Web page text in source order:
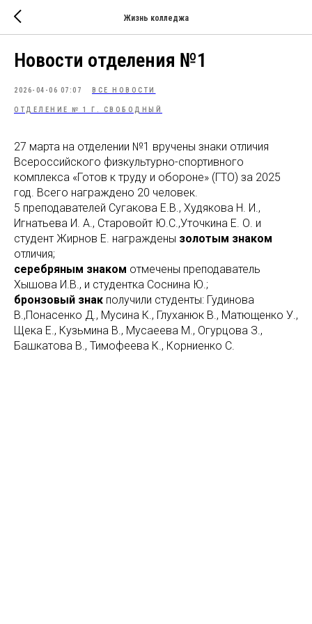
Жизнь колледжа
Новости отделения №1
2026-04-06 07:07 ВСЕ НОВОСТИ
ОТДЕЛЕНИЕ № 1 Г. СВОБОДНЫЙ
27 марта на отделении №1 вручены знаки отличия
Всероссийского физкультурно-спортивного
комплекса «Готов к труду и обороне» (ГТО) за 2025
год. Всего награждено 20 человек.
5 преподавателей Сугакова Е.В., Худякова Н. И.,
Игнатьева И. А., Старовойт Ю.С.,Уточкина Е. О. и
студент Жирнов Е. награждены золотым знаком
отличия;
серебряным знаком отмечены преподаватель
Хышова И.В., и студентка Соснина Ю.;
бронзовый знак получили студенты: Гудинова
В.,Понасенко Д., Мусина К., Глуханюк В., Матющенко У.,
Щека Е., Кузьмина В., Мусаеева М., Огурцова З.,
Башкатова В., Тимофеева К., Корниенко С.